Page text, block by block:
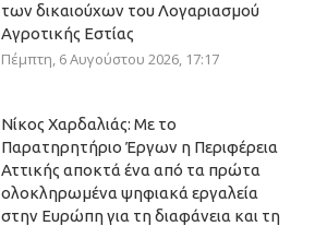
των δικαιούχων του Λογαριασμού
Αγροτικής Εστίας
Πέμπτη, 6 Αυγούστου 2026, 17:17
Νίκος Χαρδαλιάς: Με το
Παρατηρητήριο Έργων η Περιφέρεια
Αττικής αποκτά ένα από τα πρώτα
ολοκληρωμένα ψηφιακά εργαλεία
στην Ευρώπη για τη διαφάνεια και τη